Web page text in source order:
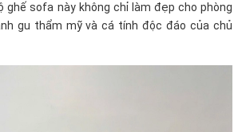
ghế sofa này không chỉ làm đẹp cho phòng
gu thẩm mỹ và cá tính độc đáo của chủ